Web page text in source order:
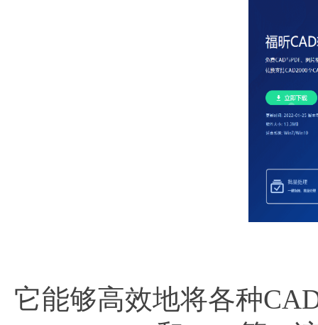
它能够高效地将各种